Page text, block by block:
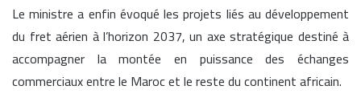
Le ministre a enfin évoqué les projets liés au développement
du fret aérien à l’horizon 2037, un axe stratégique destiné à
accompagner la montée en puissance des échanges
commerciaux entre le Maroc et le reste du continent africain.